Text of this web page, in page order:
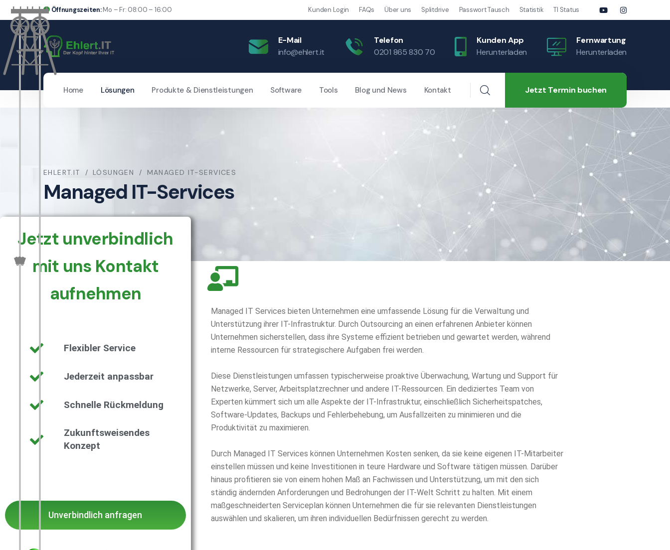
Öffnungszeiten:Mo – Fr: 08:00 – 16:00 Kunden Login FAQs Über uns Splitdrive Passwort Tausch Statistik TI Status
E-Mail
info@ehlert.it
Telefon
0201 865 830 70
Kunden App
Herunterladen
Fernwartung
Herunterladen
Home Lösungen Produkte & Dienstleistungen Software Tools Blog und News Kontakt Jetzt Termin buchen
EHLERT.IT LÖSUNGEN MANAGED IT-SERVICES
Managed IT-Services
Jetzt unverbindlich
mit uns Kontakt
aufnehmen
Flexibler Service
Jederzeit anpassbar
Schnelle Rückmeldung
Zukunftsweisendes
Konzept
Unverbindlich anfragen
Managed IT Services bieten Unternehmen eine umfassende Lösung für die Verwaltung und
Unterstützung ihrer IT-Infrastruktur. Durch Outsourcing an einen erfahrenen Anbieter können
Unternehmen sicherstellen, dass ihre Systeme effizient betrieben und gewartet werden, während
interne Ressourcen für strategischere Aufgaben frei werden.
Diese Dienstleistungen umfassen typischerweise proaktive Überwachung, Wartung und Support für
Netzwerke, Server, Arbeitsplatzrechner und andere IT-Ressourcen. Ein dediziertes Team von
Experten kümmert sich um alle Aspekte der IT-Infrastruktur, einschließlich Sicherheitspatches,
Software-Updates, Backups und Fehlerbehebung, um Ausfallzeiten zu minimieren und die
Produktivität zu maximieren.
Durch Managed IT Services können Unternehmen Kosten senken, da sie keine eigenen IT-Mitarbeiter
einstellen müssen und keine Investitionen in teure Hardware und Software tätigen müssen. Darüber
hinaus profitieren sie von einem hohen Maß an Fachwissen und Unterstützung, um mit den sich
ständig ändernden Anforderungen und Bedrohungen der IT-Welt Schritt zu halten. Mit einem
maßgeschneiderten Serviceplan können Unternehmen die für sie relevanten Dienstleistungen
auswählen und skalieren, um ihren individuellen Bedürfnissen gerecht zu werden.